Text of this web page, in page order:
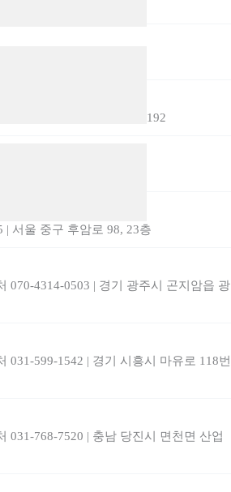
충북 옥천군 옥천읍 지용로 192
| 서울 중구 후암로 98, 23층
070-4314-0503 | 경기 광주시 곤지암읍 광
031-599-1542 | 경기 시흥시 마유로 118번
031-768-7520 | 충남 당진시 면천면 산업